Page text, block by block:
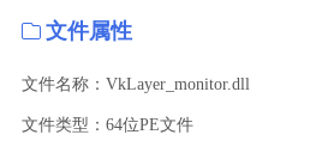
文件属性
文件名称：VkLayer_monitor.dll
文件类型：64位PE文件